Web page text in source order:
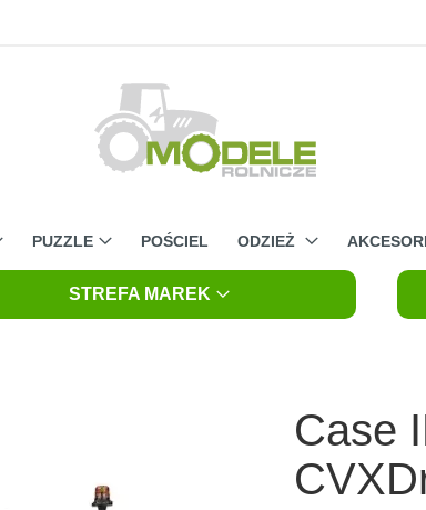
PUZZLE POŚCIEL ODZIEŻ
STREFA MAREK
Case